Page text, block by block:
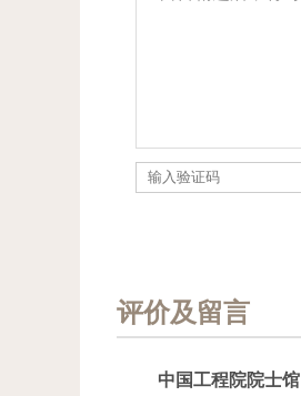
评价及留言
中国工程院院士馆